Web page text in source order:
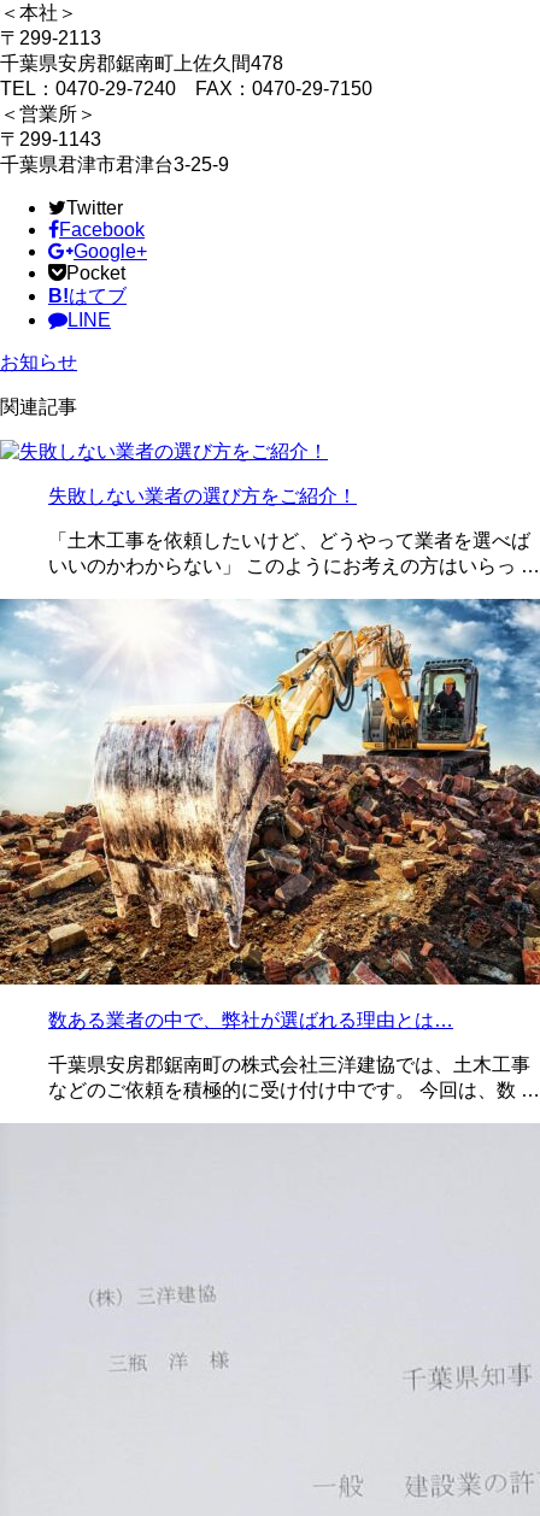
＜本社＞
〒299-2113
千葉県安房郡鋸南町上佐久間478
TEL：0470-29-7240 FAX：0470-29-7150
＜営業所＞
〒299-1143
千葉県君津市君津台3-25-9
Twitter
Facebook
Google+
Pocket
B!はてブ
LINE
お知らせ
関連記事
失敗しない業者の選び方をご紹介！
「土木工事を依頼したいけど、どうやって業者を選べば
いいのかわからない」 このようにお考えの方はいらっ …
数ある業者の中で、弊社が選ばれる理由とは…
千葉県安房郡鋸南町の株式会社三洋建協では、土木工事
などのご依頼を積極的に受け付け中です。 今回は、数 …